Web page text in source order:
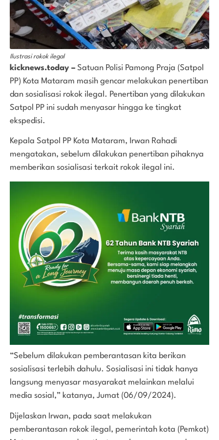
Ilustrasi rokok ilegal
kicknews.today – Satuan Polisi Pamong Praja (Satpol
PP) Kota Mataram masih gencar melakukan penertiban
dan sosialisasi rokok ilegal. Penertiban yang dilakukan
Satpol PP ini sudah menyasar hingga ke tingkat
ekspedisi.
Kepala Satpol PP Kota Mataram, Irwan Rahadi
mengatakan, sebelum dilakukan penertiban pihaknya
memberikan sosialisasi terkait rokok ilegal ini.
“Sebelum dilakukan pemberantasan kita berikan
sosialisasi terlebih dahulu. Sosialisasi ini tidak hanya
langsung menyasar masyarakat melainkan melalui
media sosial,” katanya, Jumat (06/09/2024).
Dijelaskan Irwan, pada saat melakukan
pemberantasan rokok ilegal, pemerintah kota (Pemkot)